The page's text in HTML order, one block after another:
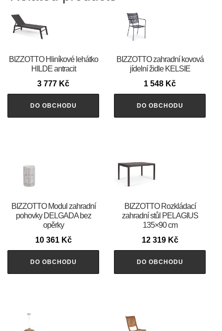
BIZZOTTO Hliníkové lehátko
HILDE antracit
3 777 Kč
DO OBCHODU
BIZZOTTO zahradní kovová
jídelní židle KELSIE
1 548 Kč
DO OBCHODU
BIZZOTTO Modul zahradní
pohovky DELGADA bez
opěrky
10 361 Kč
DO OBCHODU
BIZZOTTO Rozkládací
zahradní stůl PELAGIUS
135×90 cm
12 319 Kč
DO OBCHODU